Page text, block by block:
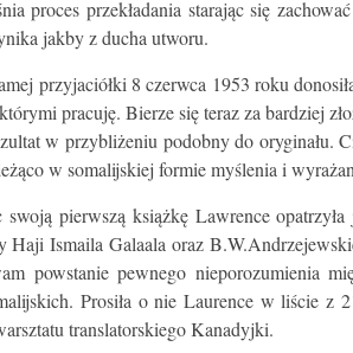
proces przekładania starając się
jakby z ducha utworu.
8 czerwca 1953 roku donosiła,
pracuję. Bierze się teraz za bardziej
w przybliżeniu podobny do
w somalijskiej formie myślenia i
pierwszą książkę Lawrence opatrzyła
Haji Ismaila Galaala oraz
powstanie pewnego nieporozumienia
Prosiła o nie Laurence w liście
translatorskiego Kanadyjki.